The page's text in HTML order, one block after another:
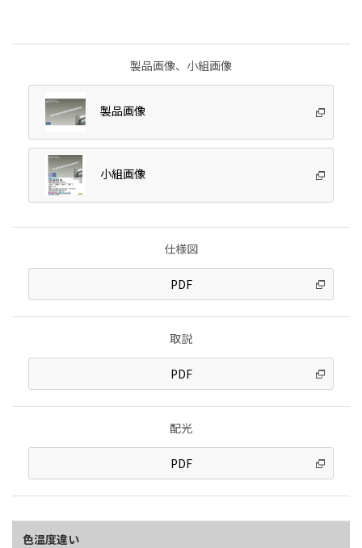
製品画像、小組画像
製品画像
小組画像
仕様図
PDF
取説
PDF
配光
PDF
色温度違い